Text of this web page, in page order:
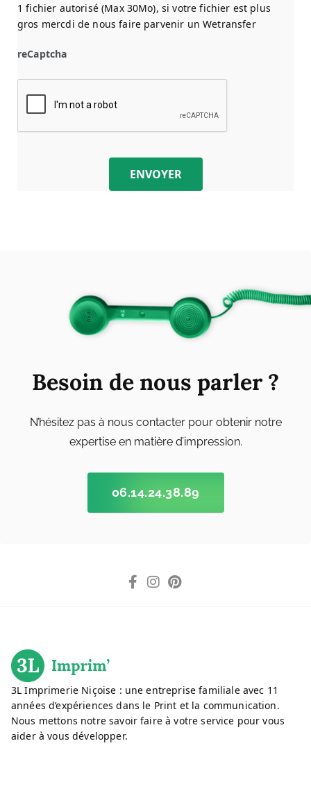
1 fichier autorisé (Max 30Mo), si votre fichier est plus
gros mercdi de nous faire parvenir un Wetransfer
reCaptcha
ENVOYER
Besoin de nous parler ?
N’hésitez pas à nous contacter pour obtenir notre
expertise en matière d’impression.
06.14.24.38.89
3L Imprimerie Niçoise : une entreprise familiale avec 11
années d’expériences dans le Print et la communication.
Nous mettons notre savoir faire à votre service pour vous
aider à vous développer.